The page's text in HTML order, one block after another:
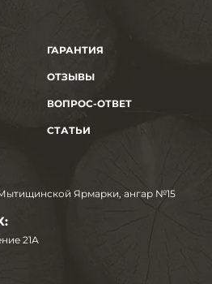
ГАРАНТИЯ
ОТЗЫВЫ
ВОПРОС-ОТВЕТ
СТАТЬИ
Ярмарки, ангар №15
21А